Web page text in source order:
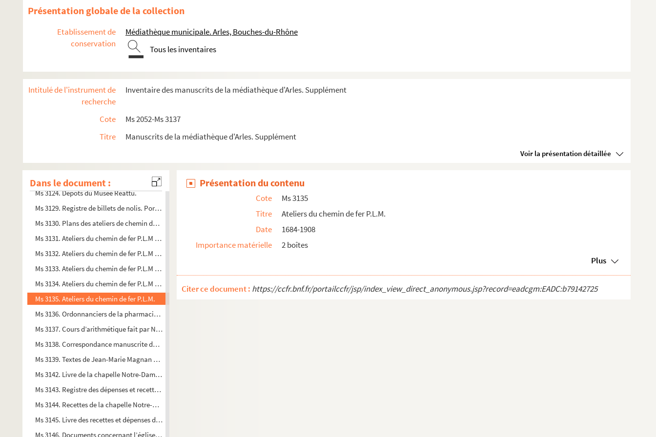
Présentation globale de la collection
Etablissement de
conservation
Médiathèque municipale. Arles, Bouches-du-Rhône
Tous les inventaires
Intitulé de l'instrument de
recherche
Inventaire des manuscrits de la médiathèque d'Arles. Supplément
Cote
Ms 2052-Ms 3137
Titre
Manuscrits de la médiathèque d'Arles. Supplément
Voir la présentation détaillée
Dans le document :
Ms 3068. Cantico à Sant Blas, poème du chanoir Ferrier, musique de Joseph Dagand. Partition manuscrite
Ms 3069. La Coumunioun di Sant, poème de Frédéric Mistral, adaptation musicale de Joseph Dagand pour orchestr...
Ms 3071. Les Cris d'Arles : Fantaisie pour Quatuor ou Orchestre à cordes : le marchand de sarment par Joseph ...
Ms 3075. Processionale Sanctae Arelatensis Ecclesiae. Cum litaniis majoribus pro die Sancti Marci. Vel pro al...
Ms 3077. Charles Rieu. Histoire de France
Ms 3078. Domaine de Montblanc, propriété de la famille de Laugier de Mandon et du marquis de l’Espine
Ms 3079. Documents concernant Barbentane
Ms 3080. Union taurine Nimoîse. Correspondance
Ms 3082. Archives personnelles de Charles Mourret notaire-archiviste à Tarascon. Correspondance diverse
Ms 3083. Correspondance entre Laurent Bonnemant et M. Vidal, médecin à Martigues à propos de la communauté de...
Ms 3124. Dépôts du Musée Réattu.
Ms 3129. Registre de billets de nolis. Port d'Arles
Ms 3130. Plans des ateliers de chemin de fer P. L. M. d’Arles
Ms 3131. Ateliers du chemin de fer P.L.M d’Arles
Ms 3132. Ateliers du chemin de fer P.L.M d’Arles. Plans de la section de chaudronnerie de fer
Ms 3133. Ateliers du chemin de fer P.L.M d’Arles
Ms 3134. Ateliers du chemin de fer P.L.M d’Arles
Ms 3135. Ateliers du chemin de fer P.L.M.
Ms 3136. Ordonnanciers de la pharmacie Maurel à Arles, située au n°18 rue Jouvène
Ms 3137. Cours d’arithmétique fait par Nicolas Piget, âgé de 10 ans fils d’Antoine Piget maçon et de Marie Co...
Ms 3138. Correspondance manuscrite de Jean-Marie Magnan à Lucien Clergue
Ms 3139. Textes de Jean-Marie Magnan adressés à Lucien Clergue
Ms 3142. Livre de la chapelle Notre-Dame de Moulès construite en l’année 1682 par la permission de Mgr. Franç...
Ms 3143. Registre des dépenses et recettes : procès-verbal de la visite faite à la paroisse de Moulès
Ms 3144. Recettes de la chapelle Notre-Dame de Moulès
Ms 3145. Livre des recettes et dépenses de l’église de Moulès
Ms 3146. Documents concernant l’église Sainte-Hilaire de Moulès
Présentation du contenu
Cote
Ms 3135
Titre
Ateliers du chemin de fer P.L.M.
Date
1684-1908
Importance matérielle
2 boîtes
Plus
Citer ce document : https://ccfr.bnf.fr/portailccfr/jsp/index_view_direct_anonymous.jsp?record=eadcgm:EADC:b79142725